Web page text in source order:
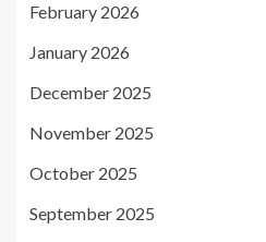
February 2026
January 2026
December 2025
November 2025
October 2025
September 2025